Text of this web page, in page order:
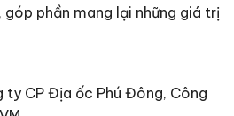
phần mang lại những giá trị
ty CP Địa ốc Phú Đông, Công